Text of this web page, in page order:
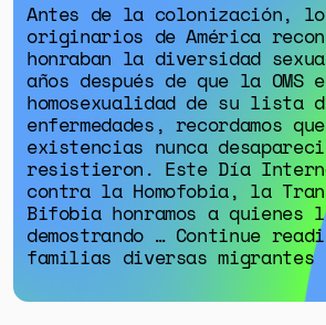
Antes de la colonización,
originarios de América
honraban la diversidad
años después de que la
homosexualidad de su lista
enfermedades, recordamos
existencias nunca
resistieron. Este Día
contra la Homofobia, la
Bifobia honramos a quienes
demostrando … Continue
familias diversas migrantes